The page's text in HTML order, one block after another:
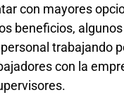
con mayores
beneficios,
trabajando
con la